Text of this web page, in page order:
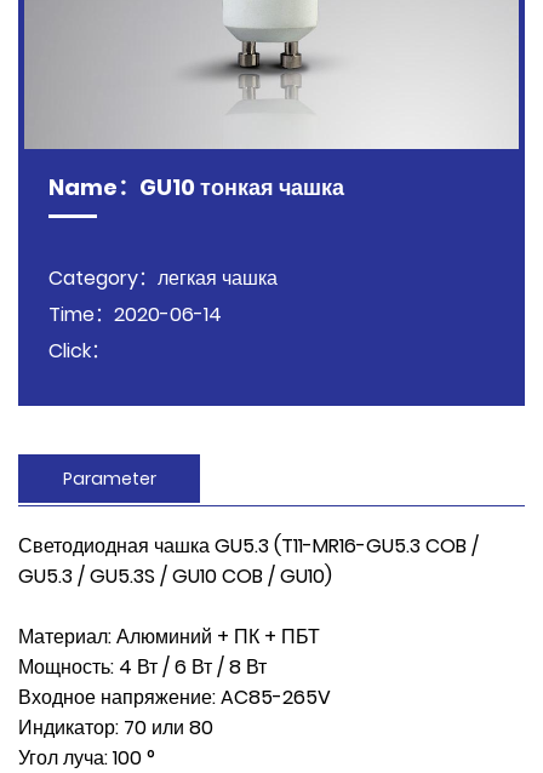
Name：GU10 тонкая чашка
Category：легкая чашка
Time：2020-06-14
Click：
Parameter
Светодиодная чашка GU5.3 (T11-MR16-GU5.3 COB /
GU5.3 / GU5.3S / GU10 COB / GU10)
Материал: Алюминий + ПК + ПБТ
Мощность: 4 Вт / 6 Вт / 8 Вт
Входное напряжение: AC85-265V
Индикатор: 70 или 80
Угол луча: 100 °